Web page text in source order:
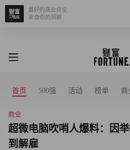
最好的商业评论
来自你的洞察
首页 500强 活动 榜单 商
商业
超微电脑吹哨人爆料：因
到解雇